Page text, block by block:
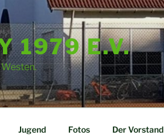
1979 E.V.
Jugend Fotos Der Vorstand